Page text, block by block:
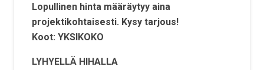
Lopullinen hinta määräytyy aina
projektikohtaisesti. Kysy tarjous!
Koot: YKSIKOKO
LYHYELLÄ HIHALLA